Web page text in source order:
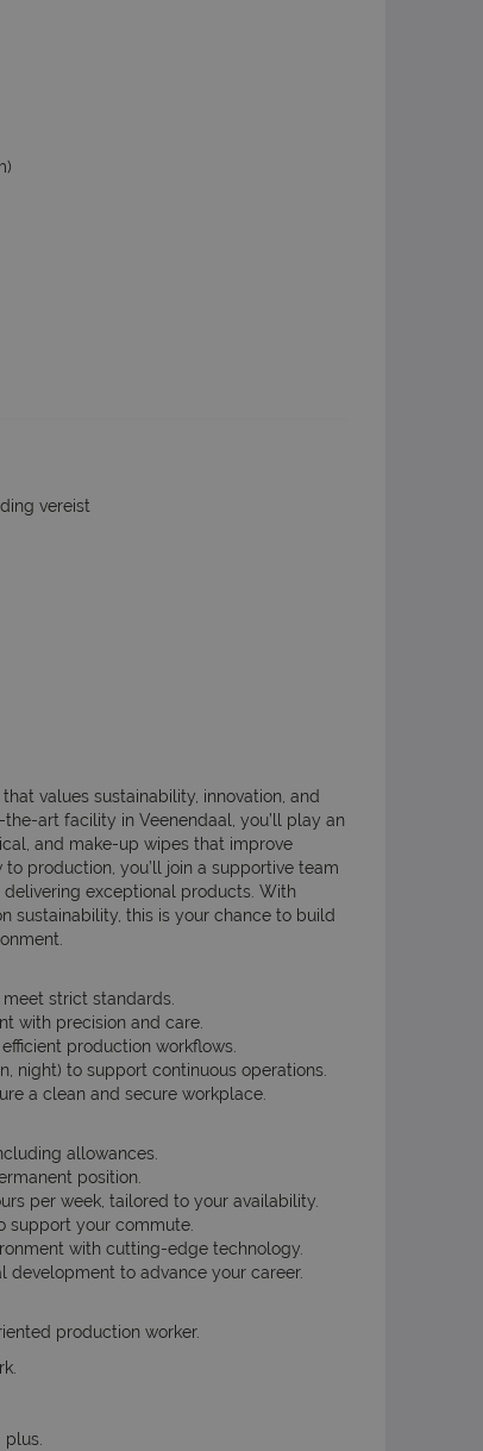
vereist
values sustainability, innovation, and
art facility in Veenendaal, you’ll play an
and make-up wipes that improve
production, you’ll join a supportive team
exceptional products. With
sustainability, this is your chance to build
strict standards.
with precision and care.
production workflows.
night) to support continuous operations.
a clean and secure workplace.
allowances.
position.
per week, tailored to your availability.
support your commute.
with cutting-edge technology.
development to advance your career.
production worker.
plus.